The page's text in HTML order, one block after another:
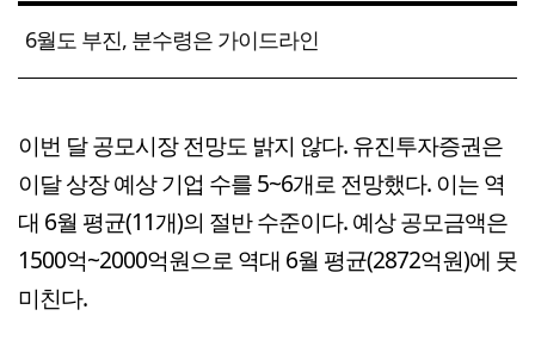
6월도 부진, 분수령은 가이드라인
이번 달 공모시장 전망도 밝지 않다. 유진투자증권은
이달 상장 예상 기업 수를 5~6개로 전망했다. 이는 역
대 6월 평균(11개)의 절반 수준이다. 예상 공모금액은
1500억~2000억원으로 역대 6월 평균(2872억원)에 못
미친다.